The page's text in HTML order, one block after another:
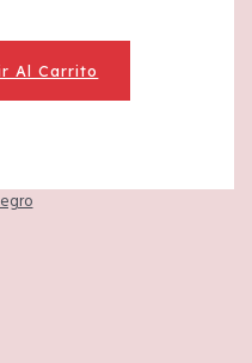
Al Carrito